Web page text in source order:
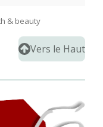
& beauty
Vers le Haut